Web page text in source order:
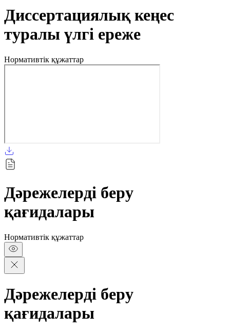
Диссертациялық кеңес
туралы үлгі ереже
Нормативтік құжаттар
Дәрежелерді беру
қағидалары
Нормативтік құжаттар
Дәрежелерді беру
қағидалары